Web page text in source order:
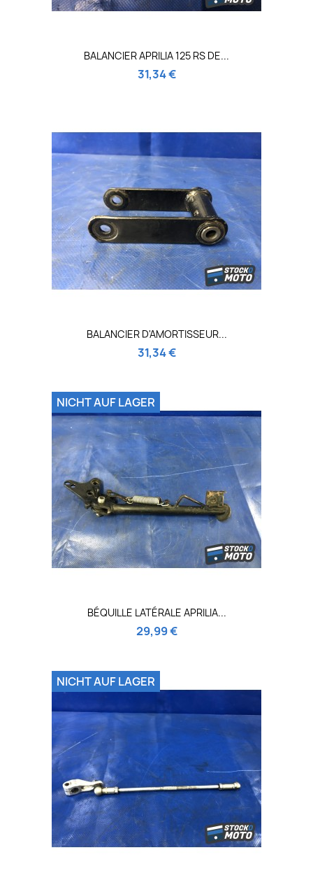
BALANCIER APRILIA 125 RS DE...
31,34 €
BALANCIER D'AMORTISSEUR...
31,34 €
BÉQUILLE LATÉRALE APRILIA...
29,99 €
NICHT AUF LAGER
NICHT AUF LAGER